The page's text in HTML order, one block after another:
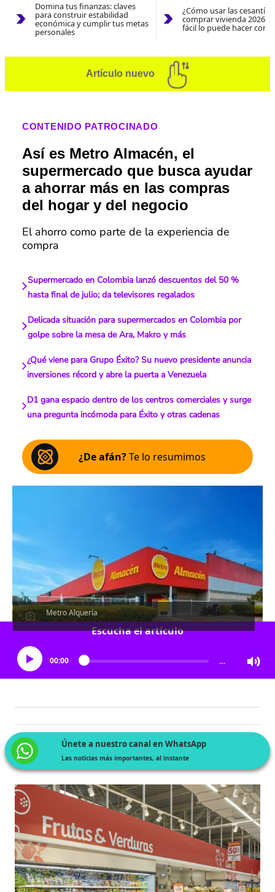
Domina tus finanzas: claves
para construir estabilidad
económica y cumplir tus metas
personales
¿Cómo usar las
comprar vivienda 2026?
fácil lo puede hacer con
Artículo nuevo
CONTENIDO PATROCINADO
Así es Metro Almacén, el
supermercado que busca ayudar
a ahorrar más en las compras
del hogar y del negocio
El ahorro como parte de la experiencia de
compra
Supermercado en Colombia lanzó descuentos del 50 %
hasta final de julio; da televisores regalados
Delicada situación para supermercados en Colombia por
golpe sobre la mesa de Ara, Makro y más
¿Qué viene para Grupo Éxito? Su nuevo presidente anuncia
inversiones récord y abre la puerta a Venezuela
D1 gana espacio dentro de los centros comerciales y surge
una pregunta incómoda para Éxito y otras cadenas
¿De afán?Te lo resumimos
Metro Alquería
Escucha el artículo
00:00 …
Únete a nuestro canal en WhatsApp
Las noticias más importantes, al instante